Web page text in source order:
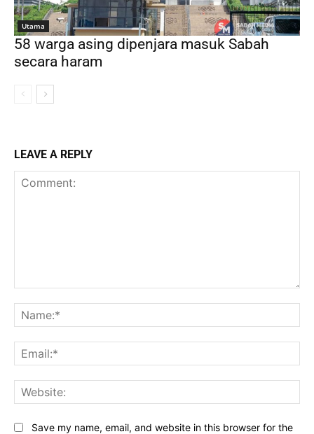
Utama
58 warga asing dipenjara masuk Sabah
secara haram
LEAVE A REPLY
Save my name, email, and website in this browser for the